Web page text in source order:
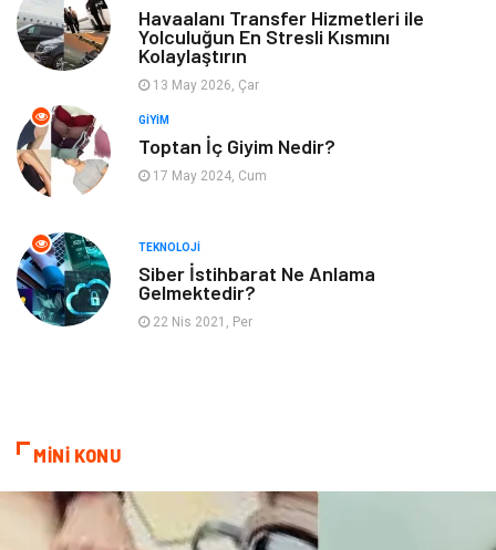
Genel Kültür Tatil
İnternet
Gayrimenkul
Astroloji Müzik
Ev İşleri
Sigorta
Havaalanı Transfer Hizmetleri ile
Yolculuğun En Stresli Kısmını
Kolaylaştırın
13 May 2026, Çar
GIYIM
Toptan İç Giyim Nedir?
17 May 2024, Cum
TEKNOLOJI
Siber İstihbarat Ne Anlama
Gelmektedir?
22 Nis 2021, Per
MİNİ KONU